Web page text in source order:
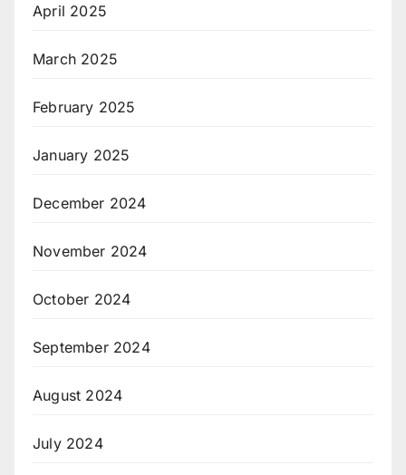
April 2025
March 2025
February 2025
January 2025
December 2024
November 2024
October 2024
September 2024
August 2024
July 2024